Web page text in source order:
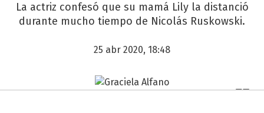
La actriz confesó que su mamá Lily la distanció
durante mucho tiempo de Nicolás Ruskowski.
25 abr 2020, 18:48